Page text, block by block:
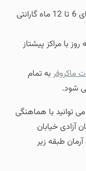
تمام قطعات ارائه شده در مرکز فابریک بوده و دارای 6 تا 12 ماه گارانتی
با مراکز پیشتاز
ماکروفربه تمام
شود.
توانید با هماهنگی
آزادی خیابان
مجتمع تجاری آرمان طبقه زیر